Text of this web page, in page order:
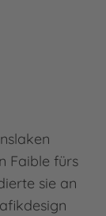
Faible fürs
sie an